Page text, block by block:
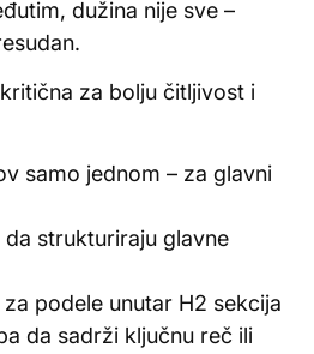
dužina nije sve –
za bolju čitljivost i
samo jednom – za glavni
strukturiraju glavne
podele unutar H2 sekcija
da sadrži ključnu reč ili